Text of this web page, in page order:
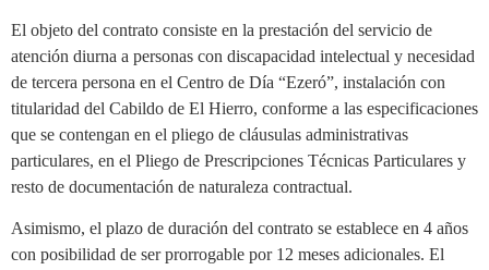
El objeto del contrato consiste en la prestación del servicio de
atención diurna a personas con discapacidad intelectual y necesidad
de tercera persona en el Centro de Día “Ezeró”, instalación con
titularidad del Cabildo de El Hierro, conforme a las especificaciones
que se contengan en el pliego de cláusulas administrativas
particulares, en el Pliego de Prescripciones Técnicas Particulares y
resto de documentación de naturaleza contractual.
Asimismo, el plazo de duración del contrato se establece en 4 años
con posibilidad de ser prorrogable por 12 meses adicionales. El